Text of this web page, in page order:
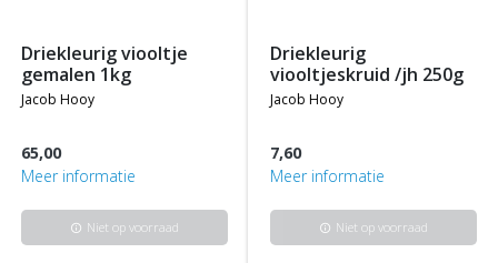
driekleurig viooltje
gemalen 1kg
jacob hooy
65,00
Meer informatie
info Niet op voorraad
driekleurig
viooltjeskruid /jh 250g
jacob hooy
7,60
Meer informatie
info Niet op voorraad